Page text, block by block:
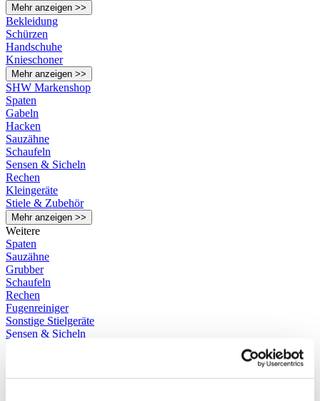
Mehr anzeigen >>
Bekleidung
Schürzen
Handschuhe
Knieschoner
Mehr anzeigen >>
SHW Markenshop
Spaten
Gabeln
Hacken
Sauzähne
Schaufeln
Sensen & Sicheln
Rechen
Kleingeräte
Stiele & Zubehör
Mehr anzeigen >>
Weitere
Spaten
Sauzähne
Grubber
Schaufeln
Rechen
Fugenreiniger
Sonstige Stielgeräte
Sensen & Sicheln